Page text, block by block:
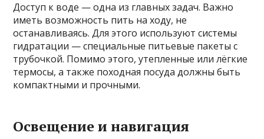
Доступ к воде — одна из главных задач. Важно
иметь возможность пить на ходу, не
останавливаясь. Для этого используют системы
гидратации — специальные питьевые пакеты с
трубочкой. Помимо этого, утепленные или лёгкие
термосы, а также походная посуда должны быть
компактными и прочными.
Освещение и навигация